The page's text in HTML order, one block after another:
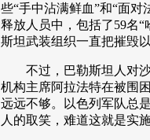
些“手中沾满鲜血”和“面
释放人员中，包括了59名
斯坦武装组织一直把摧毁
不过，巴勒斯坦人对沙
机构主席阿拉法特在被围
远远不够。以色列军队总
人的取笑，难道这就是实